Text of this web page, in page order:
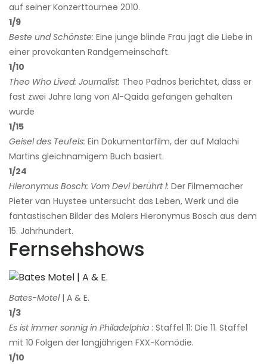
auf seiner Konzerttournee 2010.
1/9
Beste und Schönste: Eine junge blinde Frau jagt die Liebe in
einer provokanten Randgemeinschaft.
1/10
Theo Who Lived: Journalist: Theo Padnos berichtet, dass er
fast zwei Jahre lang von Al-Qaida gefangen gehalten
wurde
1/15
Geisel des Teufels: Ein Dokumentarfilm, der auf Malachi
Martins gleichnamigem Buch basiert.
1/24
Hieronymus Bosch: Vom Devi berührt l: Der Filmemacher
Pieter van Huystee untersucht das Leben, Werk und die
fantastischen Bilder des Malers Hieronymus Bosch aus dem
15. Jahrhundert.
Fernsehshows
Bates-Motel| A & E.
1/3
Es ist immer sonnig in Philadelphia : Staffel 11: Die 11. Staffel
mit 10 Folgen der langjährigen FXX-Komödie.
1/10